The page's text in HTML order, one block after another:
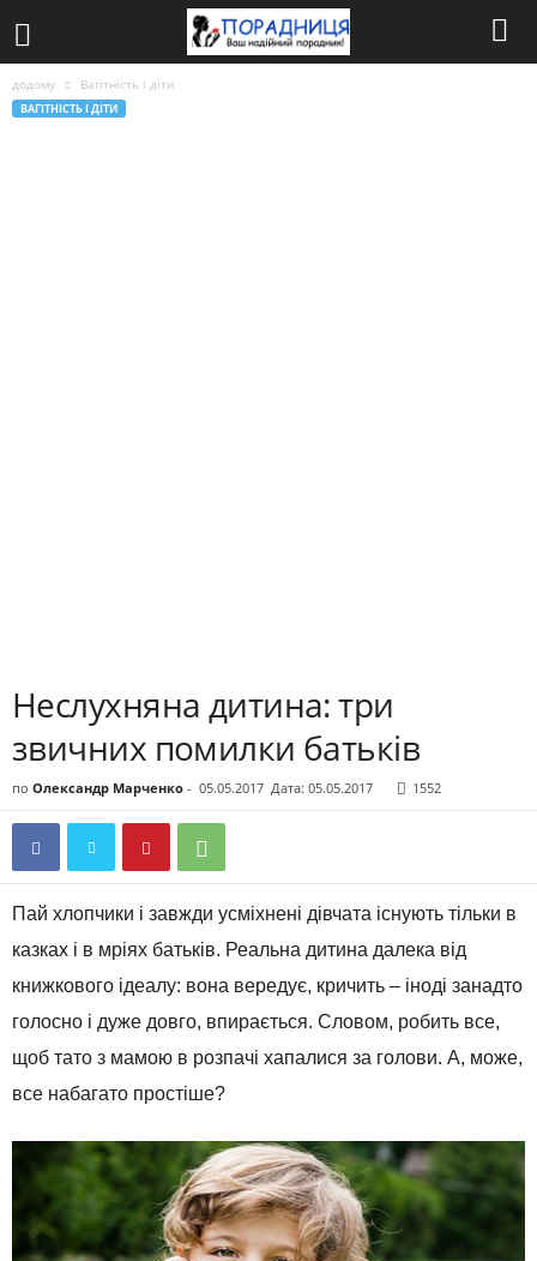
додому Вагітність і діти
ВАГІТНІСТЬ І ДІТИ
Неслухняна дитина: три
звичних помилки батьків
по Олександр Марченко - 05.05.2017 Дата: 05.05.2017 1552
Пай хлопчики і завжди усміхнені дівчата існують тільки в
казках і в мріях батьків. Реальна дитина далека від
книжкового ідеалу: вона вередує, кричить – іноді занадто
голосно і дуже довго, впирається. Словом, робить все,
щоб тато з мамою в розпачі хапалися за голови. А, може,
все набагато простіше?